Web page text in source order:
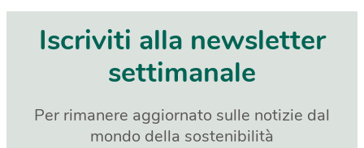
Iscriviti alla newsletter
settimanale
Per rimanere aggiornato sulle notizie dal
mondo della sostenibilità